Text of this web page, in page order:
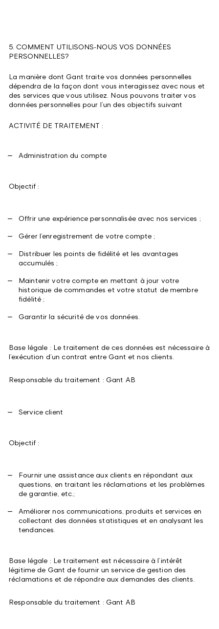
5. COMMENT UTILISONS-NOUS VOS DONNÉES
PERSONNELLES?
La manière dont Gant traite vos données personnelles
dépendra de la façon dont vous interagissez avec nous et
des services que vous utilisez. Nous pouvons traiter vos
données personnelles pour l’un des objectifs suivant
ACTIVITÉ DE TRAITEMENT :
Administration du compte
Objectif :
Offrir une expérience personnalisée avec nos services ;
Gérer l’enregistrement de votre compte ;
Distribuer les points de fidélité et les avantages
accumulés ;
Maintenir votre compte en mettant à jour votre
historique de commandes et votre statut de membre
fidélité ;
Garantir la sécurité de vos données.
Base légale : Le traitement de ces données est nécessaire à
l’exécution d’un contrat entre Gant et nos clients.
Responsable du traitement : Gant AB
Service client
Objectif :
Fournir une assistance aux clients en répondant aux
questions, en traitant les réclamations et les problèmes
de garantie, etc.;
Améliorer nos communications, produits et services en
collectant des données statistiques et en analysant les
tendances.
Base légale : Le traitement est nécessaire à l’intérêt
légitime de Gant de fournir un service de gestion des
réclamations et de répondre aux demandes des clients.
Responsable du traitement : Gant AB